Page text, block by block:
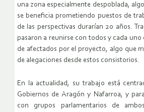
una zona especialmente despoblada,
se beneficia prometiendo puestos de
de las perspectivas durarían 20 años.
pasaron a reunirse con todos y cada
de afectados por el proyecto, algo que
de alegaciones desde estos consistorios.
En la actualidad, su trabajo está
Gobiernos de Aragón y Nafarroa, y
con grupos parlamentarios de